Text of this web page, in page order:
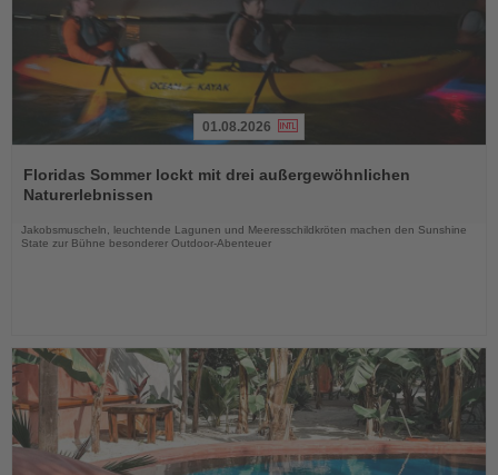
Sie
die
01.08.2026
Floridas Sommer lockt mit drei außergewöhnlichen
Naturerlebnissen
Jakobsmuscheln, leuchtende Lagunen und Meeresschildkröten machen den Sunshine
State zur Bühne besonderer Outdoor-Abenteuer